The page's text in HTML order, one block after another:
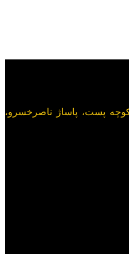
پست، پاساژ ناصرخسرو،